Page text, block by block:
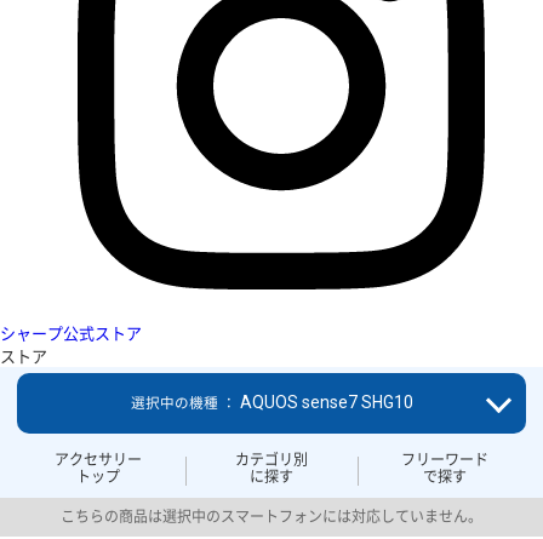
シャープ公式ストア
ストア
アクセサリー
トップ
カテゴリ別
に探す
フリーワード
で探す
選択中の機種 ： AQUOS sense7 SHG10
こちらの商品は選択中のスマートフォンには対応していません。